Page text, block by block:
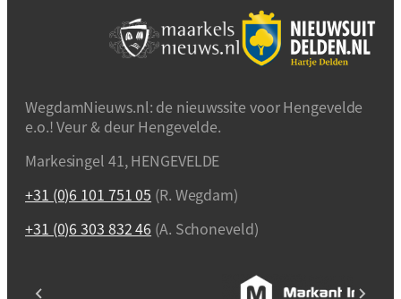
WegdamNieuws.nl: de nieuwssite voor Hengevelde
e.o.! Veur & deur Hengevelde.
Markesingel 41, HENGEVELDE
+31 (0)6 101 751 05 (R. Wegdam)
+31 (0)6 303 832 46 (A. Schoneveld)